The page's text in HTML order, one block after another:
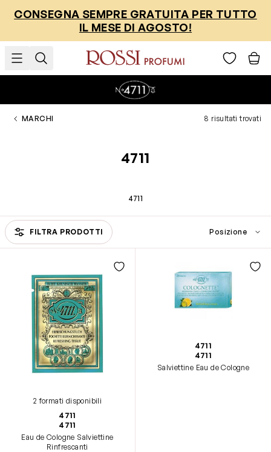
CONSEGNA SEMPRE GRATUITA PER TUTTO
IL MESE DI AGOSTO!
MARCHI 8 risultati trovati
4711
4711
FILTRA PRODOTTI
Passa all'elenco prodotti
2 formati disponibili
4711
4711
Eau de Cologne Salviettine
Rinfrescanti
4711
4711
Salviettine Eau de Cologne